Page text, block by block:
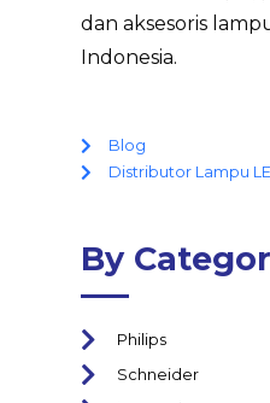
dan aksesoris
Indonesia.
Blog
Distributor Lampu
By
Philips
Schneider